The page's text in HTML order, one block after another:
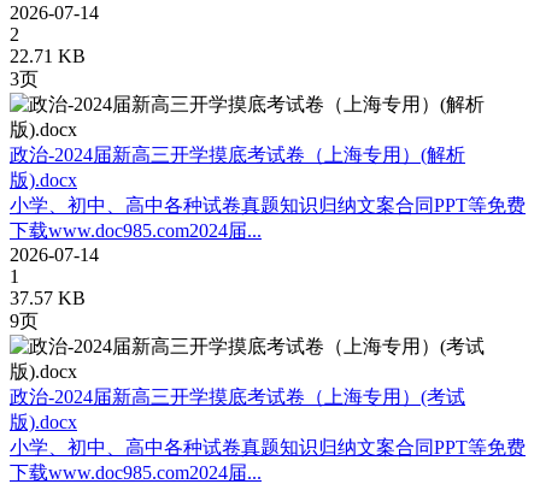
2026-07-14
2
22.71 KB
3页
政治-2024届新高三开学摸底考试卷（上海专用）(解析
版).docx
小学、初中、高中各种试卷真题知识归纳文案合同PPT等免费
下载www.doc985.com2024届...
2026-07-14
1
37.57 KB
9页
政治-2024届新高三开学摸底考试卷（上海专用）(考试
版).docx
小学、初中、高中各种试卷真题知识归纳文案合同PPT等免费
下载www.doc985.com2024届...